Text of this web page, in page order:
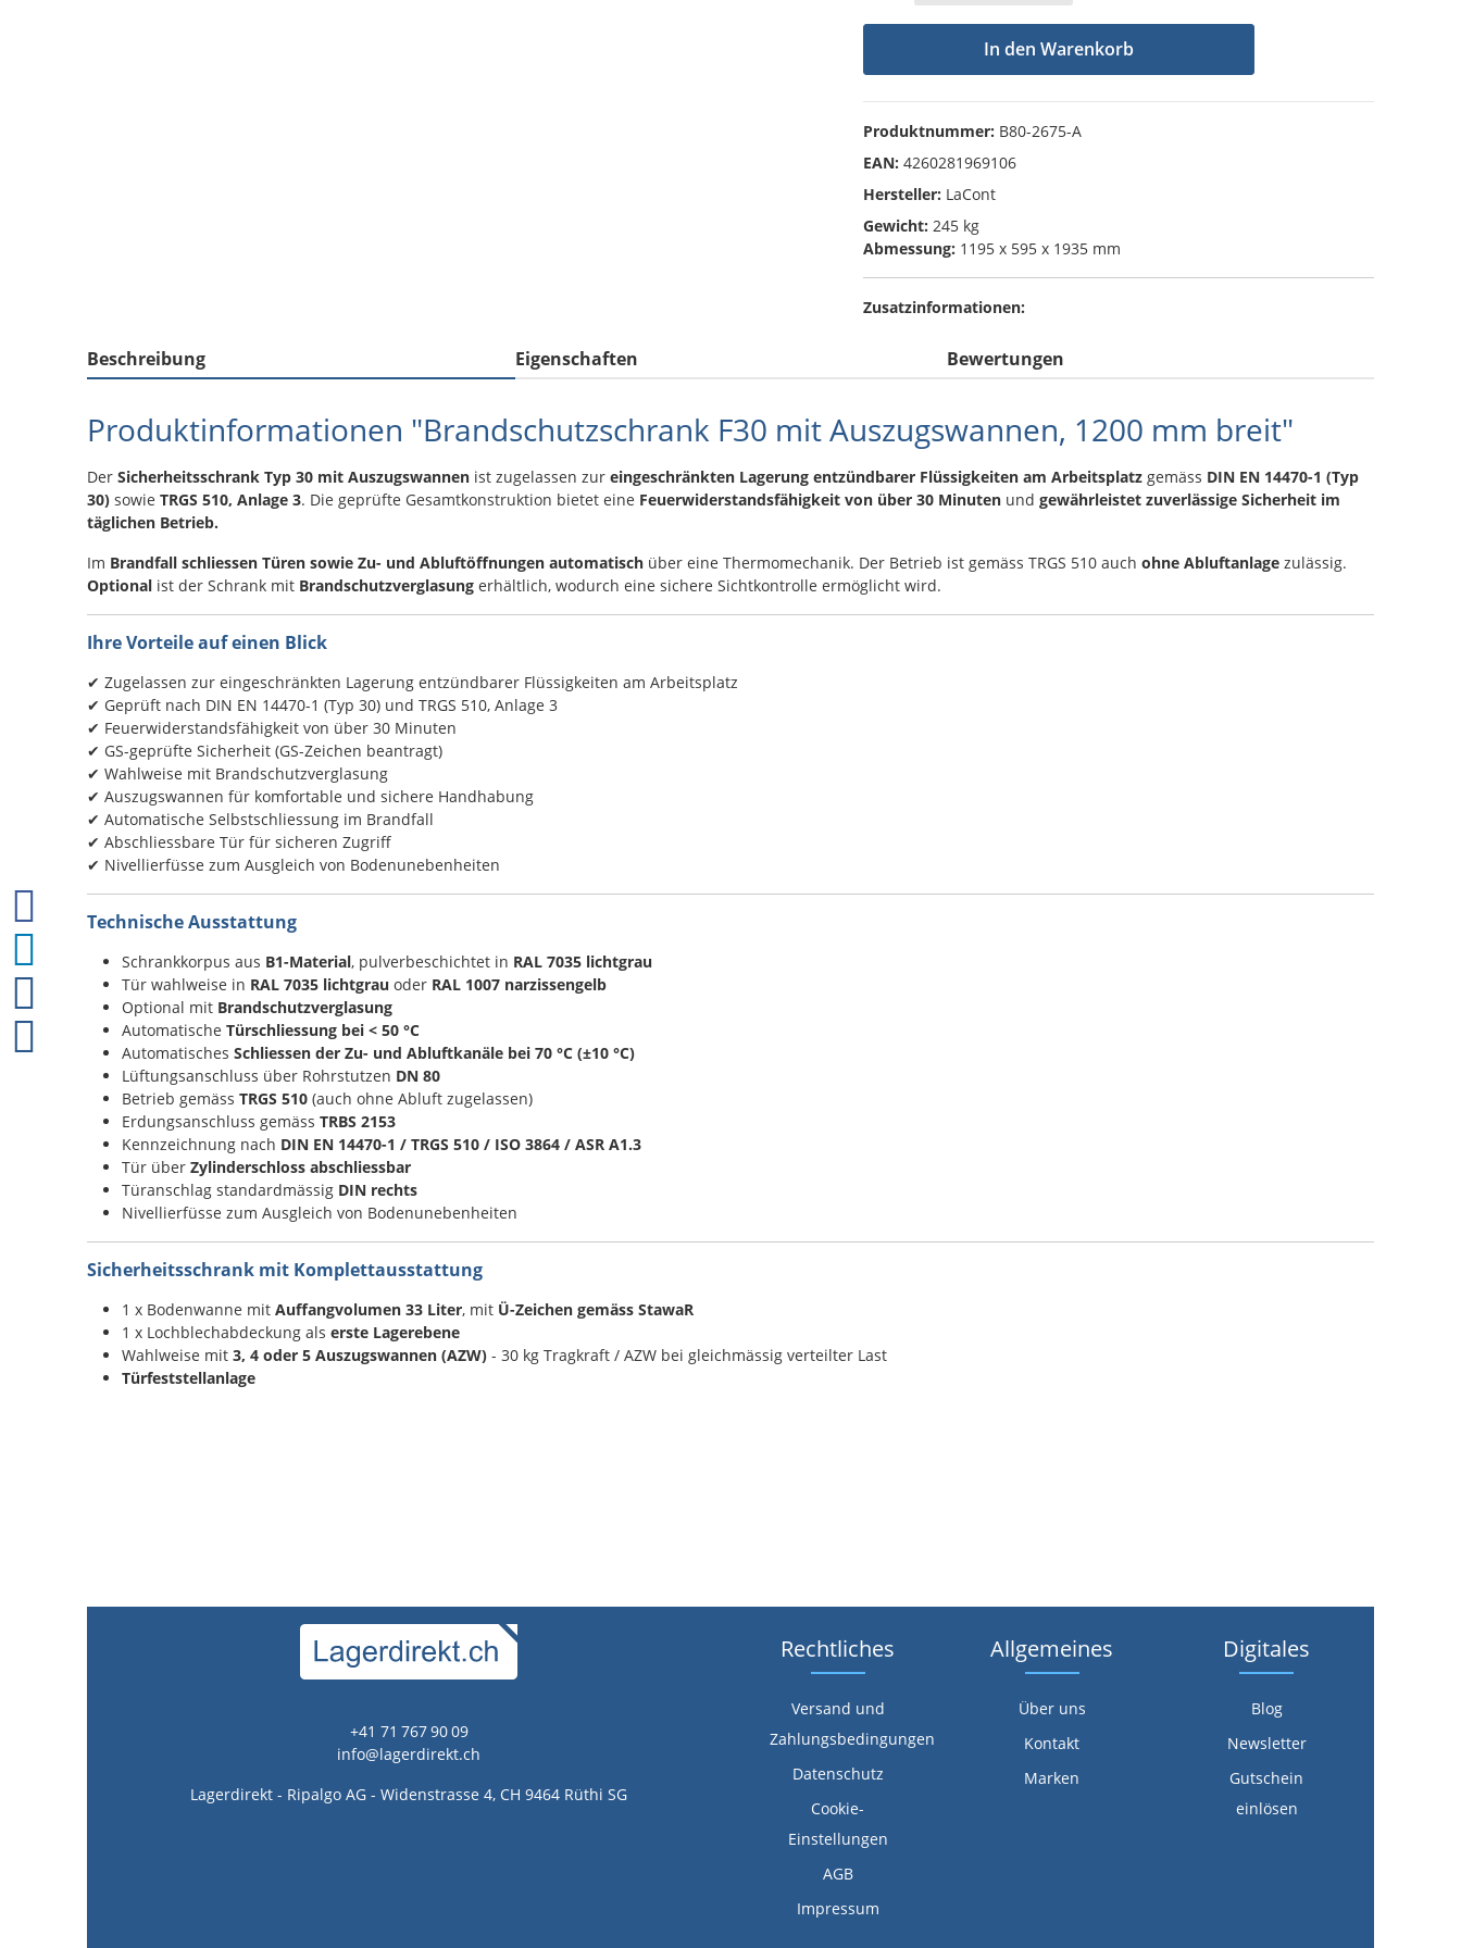
In den Warenkorb
Produktnummer: B80-2675-A
EAN: 4260281969106
Hersteller: LaCont
Gewicht: 245 kg
Abmessung: 1195 x 595 x 1935 mm
Zusatzinformationen:
Beschreibung Eigenschaften Bewertungen
Produktinformationen "Brandschutzschrank F30 mit Auszugswannen, 1200 mm breit"
Der Sicherheitsschrank Typ 30 mit Auszugswannen ist zugelassen zur eingeschränkten Lagerung entzündbarer Flüssigkeiten am Arbeitsplatz gemäss DIN EN 14470-1 (Typ
30) sowie TRGS 510, Anlage 3. Die geprüfte Gesamtkonstruktion bietet eine Feuerwiderstandsfähigkeit von über 30 Minuten und gewährleistet zuverlässige Sicherheit im
täglichen Betrieb.
Im Brandfall schliessen Türen sowie Zu- und Abluftöffnungen automatisch über eine Thermomechanik. Der Betrieb ist gemäss TRGS 510 auch ohne Abluftanlage zulässig.
Optional ist der Schrank mit Brandschutzverglasung erhältlich, wodurch eine sichere Sichtkontrolle ermöglicht wird.
Ihre Vorteile auf einen Blick
✔ Zugelassen zur eingeschränkten Lagerung entzündbarer Flüssigkeiten am Arbeitsplatz
✔ Geprüft nach DIN EN 14470-1 (Typ 30) und TRGS 510, Anlage 3
✔ Feuerwiderstandsfähigkeit von über 30 Minuten
✔ GS-geprüfte Sicherheit (GS-Zeichen beantragt)
✔ Wahlweise mit Brandschutzverglasung
✔ Auszugswannen für komfortable und sichere Handhabung
✔ Automatische Selbstschliessung im Brandfall
✔ Abschliessbare Tür für sicheren Zugriff
✔ Nivellierfüsse zum Ausgleich von Bodenunebenheiten
Technische Ausstattung
Schrankkorpus aus B1-Material, pulverbeschichtet in RAL 7035 lichtgrau
Tür wahlweise in RAL 7035 lichtgrau oder RAL 1007 narzissengelb
Optional mit Brandschutzverglasung
Automatische Türschliessung bei < 50 °C
Automatisches Schliessen der Zu- und Abluftkanäle bei 70 °C (±10 °C)
Lüftungsanschluss über Rohrstutzen DN 80
Betrieb gemäss TRGS 510 (auch ohne Abluft zugelassen)
Erdungsanschluss gemäss TRBS 2153
Kennzeichnung nach DIN EN 14470-1 / TRGS 510 / ISO 3864 / ASR A1.3
Tür über Zylinderschloss abschliessbar
Türanschlag standardmässig DIN rechts
Nivellierfüsse zum Ausgleich von Bodenunebenheiten
Sicherheitsschrank mit Komplettausstattung
1 x Bodenwanne mit Auffangvolumen 33 Liter, mit Ü-Zeichen gemäss StawaR
1 x Lochblechabdeckung als erste Lagerebene
Wahlweise mit 3, 4 oder 5 Auszugswannen (AZW) - 30 kg Tragkraft / AZW bei gleichmässig verteilter Last
Türfeststellanlage
+41 71 767 90 09
info@lagerdirekt.ch
Lagerdirekt - Ripalgo AG - Widenstrasse 4, CH 9464 Rüthi SG
Rechtliches
Versand und
Zahlungsbedingungen
Datenschutz
Cookie-
Einstellungen
AGB
Impressum
Allgemeines
Über uns
Kontakt
Marken
Digitales
Blog
Newsletter
Gutschein
einlösen